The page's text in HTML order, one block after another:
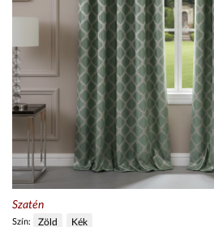
Szatén
Szín: Zöld Kék